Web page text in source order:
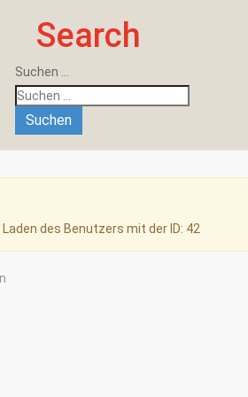
Search
Suchen ...
Suchen
des Benutzers mit der ID: 42